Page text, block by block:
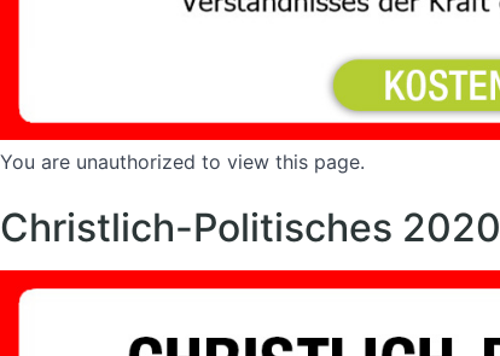
You are unauthorized to view this page.
Christlich-Politisches 2020